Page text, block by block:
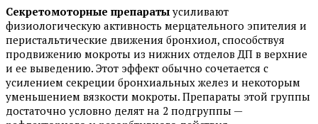
Секретомоторные препараты усиливают
физиологическую активность мерцательного эпителия и
перистальтические движения бронхиол, способствуя
продвижению мокроты из нижних отделов ДП в верхние
и ее выведению. Этот эффект обычно сочетается с
усилением секреции бронхиальных желез и некоторым
уменьшением вязкости мокроты. Препараты этой группы
достаточно условно делят на 2 подгруппы —